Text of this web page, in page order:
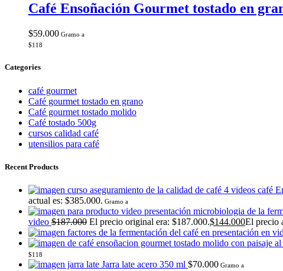
Café Ensoñación Gourmet tostado en
$59.000 Gramo a
$118
Categories
café gourmet
Café gourmet tostado en grano
Café gourmet tostado molido
Café tostado 500g
cursos calidad café
utensilios para café
Recent Products
actual es: $385.000. Gramo a
video $187.000 El precio original era: $187.000.$144.000El precio
$118
Jarra late acero 350 ml $70.000 Gramo a